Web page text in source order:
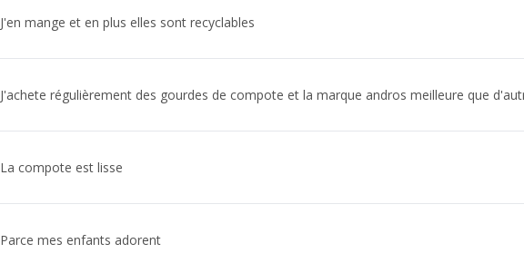
J'en mange et en plus elles sont recyclables
J'achete régulièrement des gourdes de compote et la marque andros meilleure que
La compote est lisse
Parce mes enfants adorent